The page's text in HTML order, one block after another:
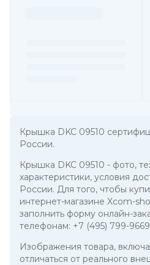
Крышка DKC 09510
России.
Крышка DKC 09510 - фото,
характеристики, условия
России. Для того, чтобы
интернет-магазине Xcom-
заполнить форму онлайн-
телефонам: +7 (495) 799-9669
Изображения товара,
отличаться от реального